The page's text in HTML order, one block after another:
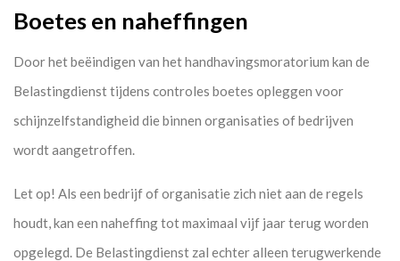
Boetes en naheffingen
Door het beëindigen van het handhavingsmoratorium kan de
Belastingdienst tijdens controles boetes opleggen voor
schijnzelfstandigheid die binnen organisaties of bedrijven
wordt aangetroffen.
Let op! Als een bedrijf of organisatie zich niet aan de regels
houdt, kan een naheffing tot maximaal vijf jaar terug worden
opgelegd. De Belastingdienst zal echter alleen terugwerkende